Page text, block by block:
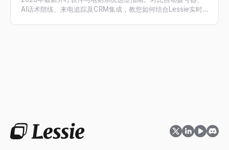
AI话术陪练、来电追踪及CRM集成，教您如何结合Lessie实时